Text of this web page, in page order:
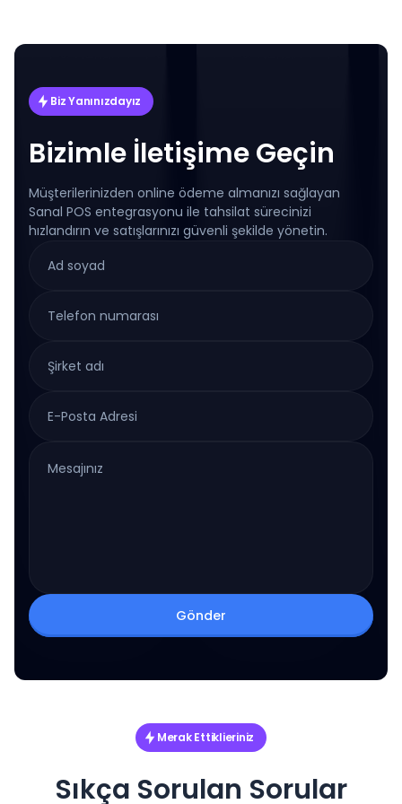
Biz Yanınızdayız
Bizimle İletişime Geçin
Müşterilerinizden online ödeme almanızı sağlayan
Sanal POS entegrasyonu ile tahsilat sürecinizi
hızlandırın ve satışlarınızı güvenli şekilde yönetin.
Gönder
Merak Ettiklieriniz
Sıkça Sorulan Sorular